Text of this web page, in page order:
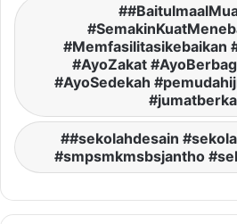
#Memfasilitasikebaikan
#AyoZakat
#AyoSedekah
#sekolahdesain
#smpsmkmsbsjantho